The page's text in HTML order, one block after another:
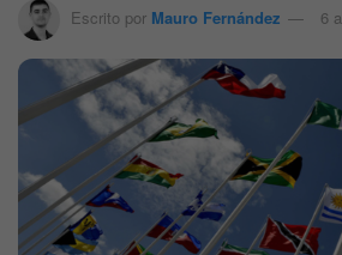
Escrito por Mauro Fernández 6